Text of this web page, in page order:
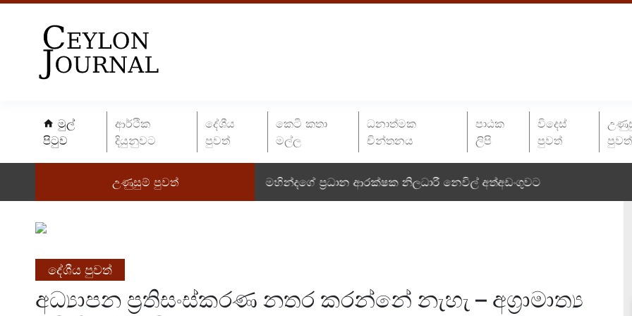
මුල්
පිටුව
ආර්ථික
දියුනුවට
දේශීය
පුවත්
කෙටි කතා
මල්ල
ධනාත්මක
චින්තනය
පාඨක
ලිපි
විදෙස්
පුවත්
පුවත්
උණුසුම් පුවත් මහින්දගේ ප්‍රධාන ආරක්ෂක නිලධාරී නෙවිල් අත්අඩංගුවට
දේශීය පුවත්
අධ්‍යාපන ප්‍රතිසංස්කරණ නතර කරන්නේ නැහැ – අග්‍රාමාත්‍ය